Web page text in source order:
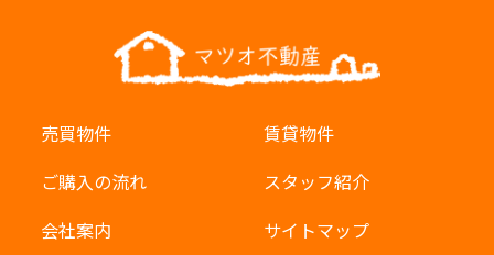
売買物件
賃貸物件
ご購入の流れ
スタッフ紹介
会社案内
サイトマップ